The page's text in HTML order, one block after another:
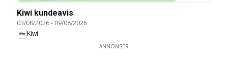
Kiwi kundeavis
03/08/2026- 09/08/2026
Kiwi
ANNONSER